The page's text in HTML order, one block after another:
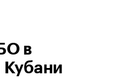
в
Кубани